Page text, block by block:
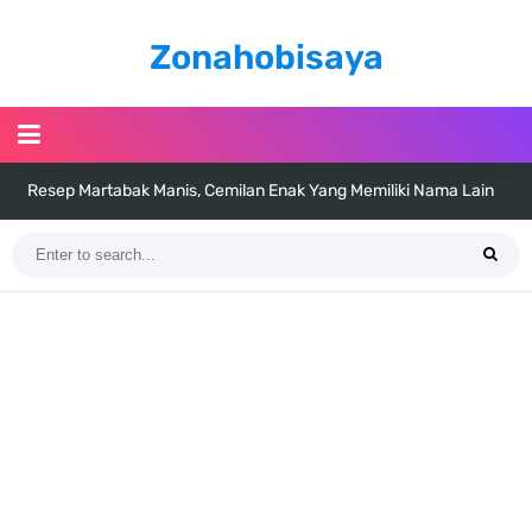
Zonahobisaya
Resep Martabak Manis, Cemilan Enak Yang Memiliki Nama Lain